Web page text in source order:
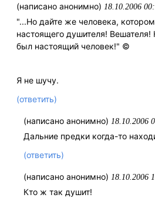
(написано анонимно) 18.10.2006
"...Но дайте же человека,
настоящего душителя!
был настоящий человек!" ©
Я не шучу.
(ответить)
(написано анонимно) 18.10.2006
Дальние предки когда-то
(ответить)
(написано анонимно) 18.10.2006
Кто ж так душит!